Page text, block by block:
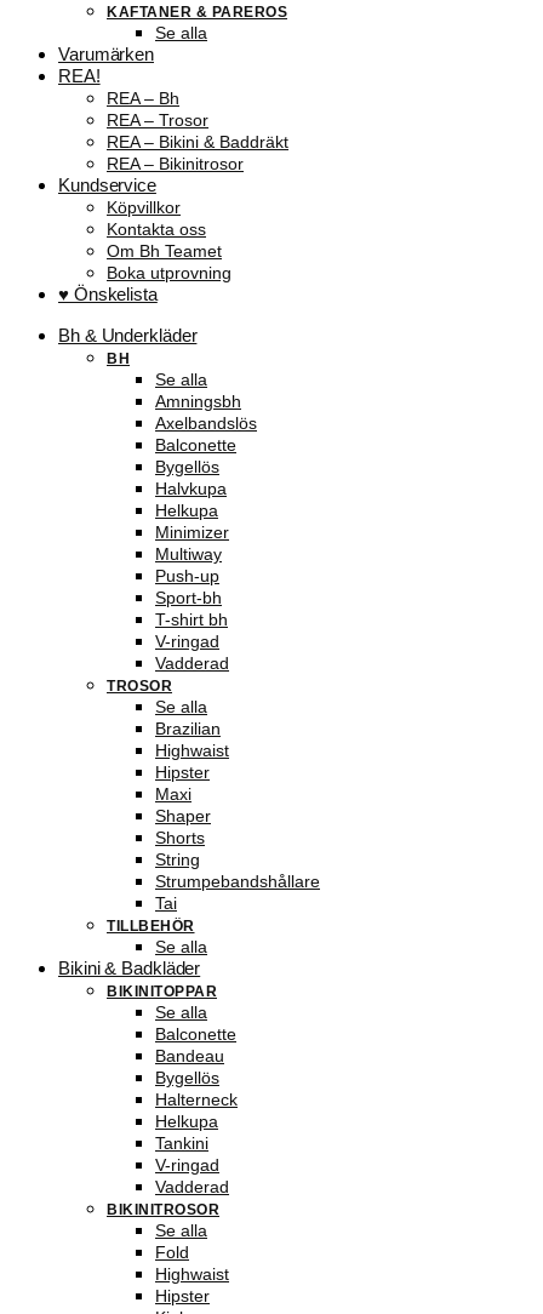
KAFTANER & PAREROS
Se alla
Varumärken
REA!
REA – Bh
REA – Trosor
REA – Bikini & Baddräkt
REA – Bikinitrosor
Kundservice
Köpvillkor
Kontakta oss
Om Bh Teamet
Boka utprovning
♥ Önskelista
Bh & Underkläder
BH
Se alla
Amningsbh
Axelbandslös
Balconette
Bygellös
Halvkupa
Helkupa
Minimizer
Multiway
Push-up
Sport-bh
T-shirt bh
V-ringad
Vadderad
TROSOR
Se alla
Brazilian
Highwaist
Hipster
Maxi
Shaper
Shorts
String
Strumpebandshållare
Tai
TILLBEHÖR
Se alla
Bikini & Badkläder
BIKINITOPPAR
Se alla
Balconette
Bandeau
Bygellös
Halterneck
Helkupa
Tankini
V-ringad
Vadderad
BIKINITROSOR
Se alla
Fold
Highwaist
Hipster